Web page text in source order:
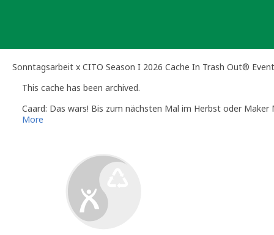
Sonntagsarbeit x CITO Season I 2026 Cache In Trash Out® Event
This cache has been archived.
Caard: Das wars! Bis zum nächsten Mal im Herbst oder Maker
More